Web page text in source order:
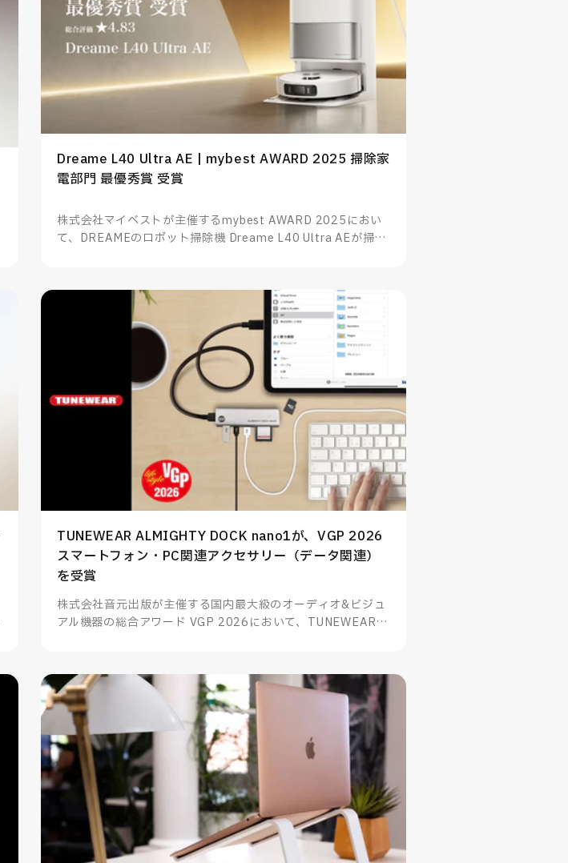
Dreame L40 Ultra AE | mybest AWARD 2025 掃除家
電部門 最優秀賞 受賞
株式会社マイベストが主催するmybest AWARD 2025におい
て、DREAMEのロボット掃除機 Dreame L40 Ultra AEが掃除
TUNEWEAR ALMIGHTY DOCK nano1が、VGP 2026
スマートフォン・PC関連アクセサリー（データ関連）
を受賞
株式会社音元出版が主催する国内最大級のオーディオ&ビジュ
アル機器の総合アワード VGP 2026において、TUNEWEARの